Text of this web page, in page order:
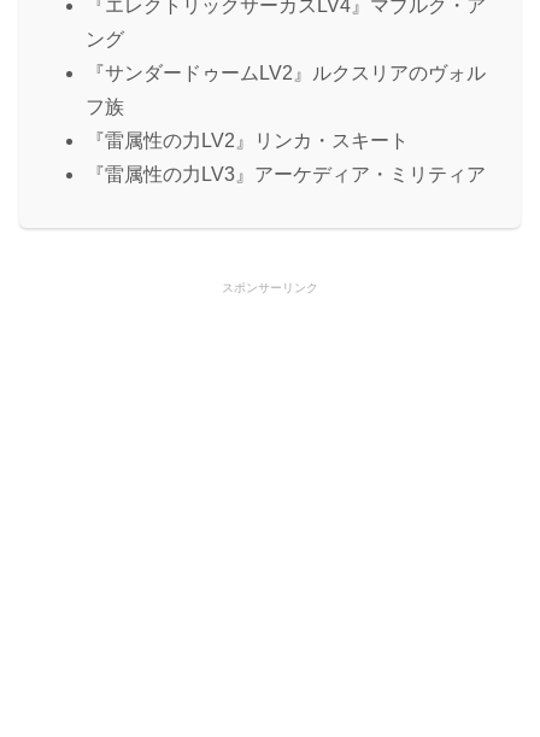
『エレクトリックサーカスLV4』マブルク・ア
ング
『サンダードゥームLV2』ルクスリアのヴォル
フ族
『雷属性の力LV2』リンカ・スキート
『雷属性の力LV3』アーケディア・ミリティア
スポンサーリンク